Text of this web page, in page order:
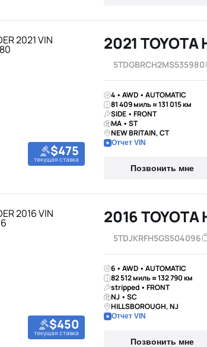
$475
текущая ставка
2021 TOYOTA
5TDGBRCH2MS535980
4 • AWD • AUTOMATIC
81 409 миль ≈ 131 015 км
SIDE • FRONT
MA • ST
NEW BRITAIN, CT
Отчет VIN
Позвонить мне
$450
текущая ставка
2016 TOYOTA
5TDJKRFH5GS504096
6 • AWD • AUTOMATIC
82 512 миль ≈ 132 790 км
stripped • FRONT
NJ • SC
HILLSBOROUGH, NJ
Отчет VIN
Позвонить мне